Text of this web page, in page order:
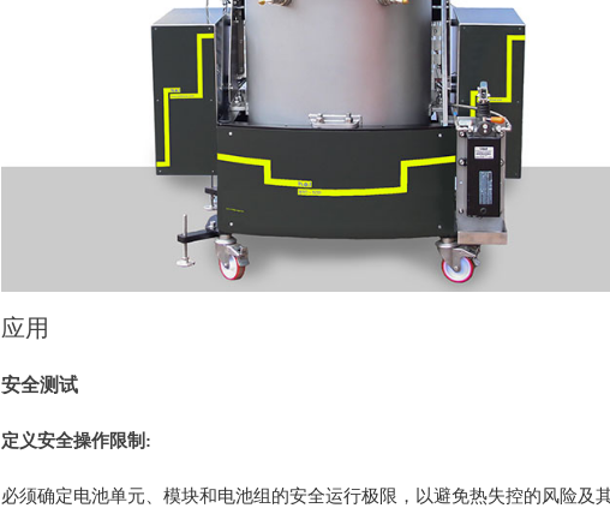
应用
安全测试
定义安全操作限制:
必须确定电池单元、模块和电池组的安全运行极限，以避免热失控的风险及